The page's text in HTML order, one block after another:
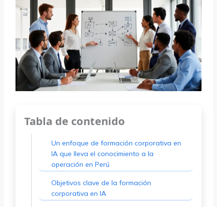
Tabla de contenido
Un enfoque de formación corporativa en
IA que lleva el conocimiento a la
operación en Perú
Objetivos clave de la formación
corporativa en IA